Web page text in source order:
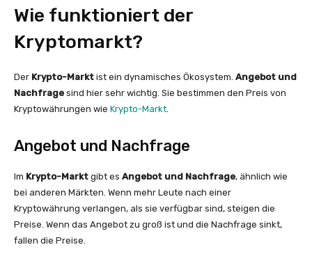
Wie funktioniert der
Kryptomarkt?
Der Krypto-Markt ist ein dynamisches Ökosystem. Angebot und
Nachfrage sind hier sehr wichtig. Sie bestimmen den Preis von
Kryptowährungen wie Krypto-Markt
Angebot und Nachfrage
Im Krypto-Markt gibt es Angebot und Nachfrage, ähnlich wie
bei anderen Märkten. Wenn mehr Leute nach einer
Kryptowährung verlangen, als sie verfügbar sind, steigen die
Preise. Wenn das Angebot zu groß ist und die Nachfrage sinkt,
fallen die Preise.